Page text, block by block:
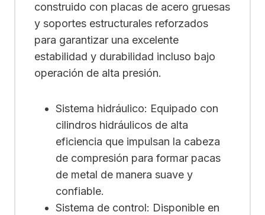
construido con placas de acero gruesas
y soportes estructurales reforzados
para garantizar una excelente
estabilidad y durabilidad incluso bajo
operación de alta presión.
Sistema hidráulico: Equipado con
cilindros hidráulicos de alta
eficiencia que impulsan la cabeza
de compresión para formar pacas
de metal de manera suave y
confiable.
Sistema de control: Disponible en